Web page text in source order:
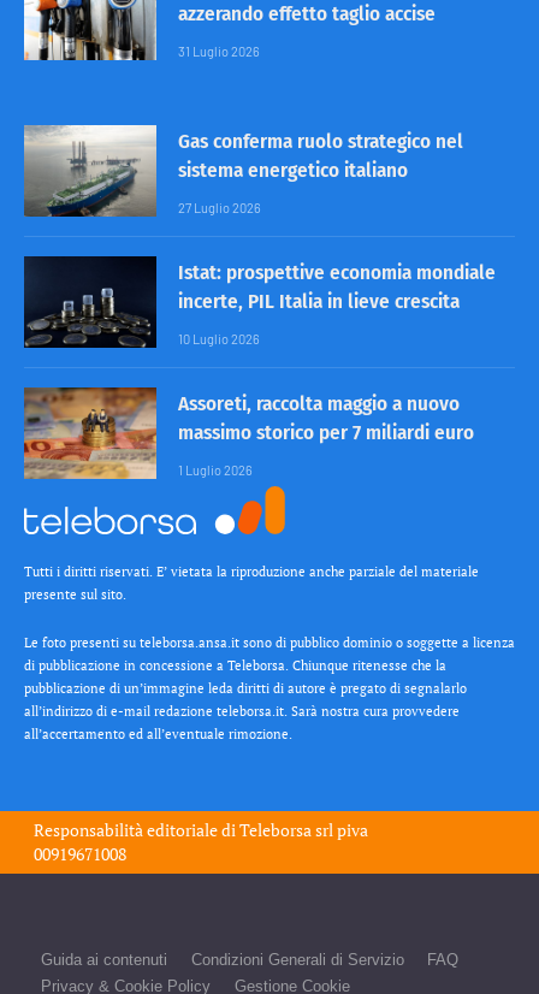
azzerando effetto taglio accise
31 Luglio 2026
Gas conferma ruolo strategico nel
sistema energetico italiano
27 Luglio 2026
Istat: prospettive economia mondiale
incerte, PIL Italia in lieve crescita
10 Luglio 2026
Assoreti, raccolta maggio a nuovo
massimo storico per 7 miliardi euro
1 Luglio 2026
Tutti i diritti riservati. E’ vietata la riproduzione anche parziale del materiale
presente sul sito.
Le foto presenti su teleborsa.ansa.it sono di pubblico dominio o soggette a licenza
di pubblicazione in concessione a Teleborsa. Chiunque ritenesse che la
pubblicazione di un’immagine leda diritti di autore è pregato di segnalarlo
all’indirizzo di e-mail redazione teleborsa.it. Sarà nostra cura provvedere
all’accertamento ed all’eventuale rimozione.
Responsabilità editoriale diTeleborsa srlpiva
00919671008
Guida ai contenuti Condizioni Generali di Servizio
FAQ
Privacy & Cookie Policy
Gestione Cookie